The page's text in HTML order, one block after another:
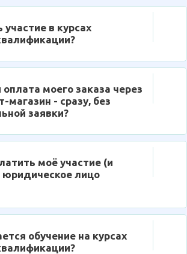
участие в курсах
моего заказа через
магазин - сразу, без
заявки?
моё участие (и
лицо
обучение на курсах